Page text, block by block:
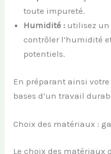
toute impureté.
Humidité : utilisez
contrôler l’humidité
potentiels.
En préparant ainsi
bases d’un travail
Choix des matériaux :
Le choix des matériaux